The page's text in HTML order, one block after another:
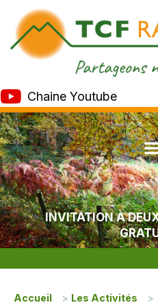
Chaine Youtube
INVITATION À
Accueil > Les Activités >